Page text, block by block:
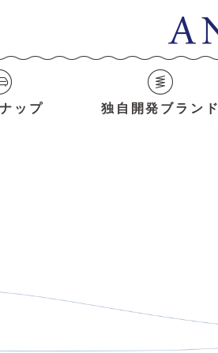
ップ 独自開発ブランド